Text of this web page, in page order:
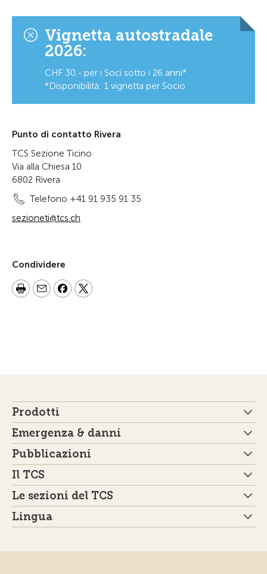
Vignetta autostradale
2026:
CHF 30.- per i Soci sotto i 26 anni*
*Disponibilità: 1 vignetta per Socio
Punto di contatto Rivera
TCS Sezione Ticino
Via alla Chiesa 10
6802 Rivera
Telefono +41 91 935 91 35
sezioneti@tcs.ch
Condividere
Prodotti
Emergenza & danni
Pubblicazioni
Il TCS
Le sezioni del TCS
Lingua